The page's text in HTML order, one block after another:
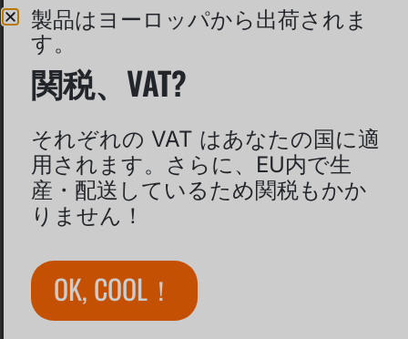
製品はヨーロッパから出荷されま
す。
関税、VAT?
それぞれの VAT はあなたの国に適
用されます。さらに、EU内で生
産・配送しているため関税もかか
りません！
OK, COOL！